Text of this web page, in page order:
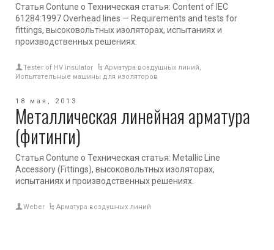
Статья Contune о Техническая статья: Content of IEC
61284:1997 Overhead lines — Requirements and tests for
fittings, высоковольтных изоляторах, испытаниях и
производственных решениях.
Tester of HV insulator Арматура воздушных линий,
Испытательные машины для изоляторов
18 мая, 2013
Металлическая линейная арматура
(фитинги)
Статья Contune о Техническая статья: Metallic Line
Accessory (Fittings), высоковольтных изоляторах,
испытаниях и производственных решениях.
Weber Арматура воздушных линий